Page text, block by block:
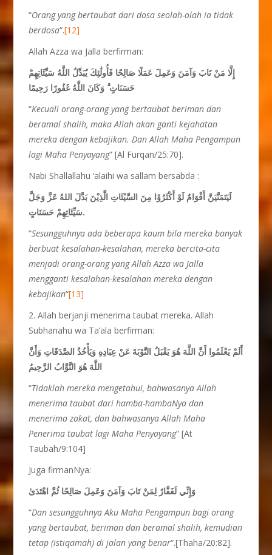
“Orang yang bertaubat dari dosa seolah-olah ia tidak
berdosa“.[12]
Allah Azza wa Jalla berfirman:
إِلَّا مَنْ تَابَ وَآمَنَ وَعَمِلَ عَمَلًا صَالِحًا فَأُولَٰئِكَ يُبَدِّلُ اللَّهُ سَيِّئَاتِهِمْ
حَسَنَاتٍ ۗ وَكَانَ اللَّهُ غَفُورًا رَحِيمًا
“Kecuali orang-orang yang bertaubat beriman dan
beramal shalih, maka Allah akan ganti kejahatan
mereka dengan kebajikan. Dan Allah Maha Pengampun
lagi Maha Penyayang” [Al Furqan/25:70].
Nabi Shallallahu ‘alaihi wa sallam bersabda :
لَيَتَمَنَّيَنَّ أَقْوَامٌ لَوْ أَكْثَرُوْا مِنَ السَّيْئَاتِ الَّذِيْنَ بَدَّلَ اللهُ عَزَّ وَجَلَّ
سَيِّئَاتِهِمْ حَسَنَاتٍ.
“Sesungguhnya ada beberapa kaum bila mereka banyak
berbuat kesalahan-kesalahan, mereka bercita-cita
menjadi orang-orang yang Allah Azza wa Jalla
mengganti kesalahan-kesalahan mereka dengan
kebajikan“[13]
2. Allah berjanji menerima taubat mereka. Allah
Subhanahu wa Ta’ala berfirman:
أَلَمْ يَعْلَمُوا أَنَّ اللَّهَ هُوَ يَقْبَلُ التَّوْبَةَ عَنْ عِبَادِهِ وَيَأْخُذُ الصَّدَقَاتِ وَأَنَّ
اللَّهَ هُوَ التَّوَّابُ الرَّحِيمُ
“Tidaklah mereka mengetahui, bahwasanya Allah
menerima taubat dari hamba-hambaNya dan
menerima zakat, dan bahwasanya Allah Maha
Penerima taubat lagi Maha Penyayang” [At
Taubah/9:104]
Juga firmanNya:
وَإِنِّي لَغَفَّارٌ لِمَنْ تَابَ وَآمَنَ وَعَمِلَ صَالِحًا ثُمَّ اهْتَدَىٰ
“Dan sesungguhnya Aku Maha Pengampun bagi orang
yang bertaubat, beriman dan beramal shalih, kemudian
tetap (istiqamah) di jalan yang benar“.[Thaha/20:82].